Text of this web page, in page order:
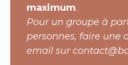
maximum.
Pour un groupe à
personnes, faire une
email sur